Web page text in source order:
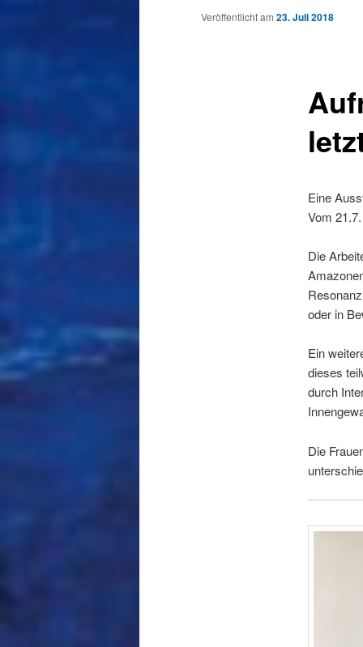
Veröffentlicht am 23. Juli 2018
Eine
Vom
Die
oder in
Ein
dieses
durch
Die